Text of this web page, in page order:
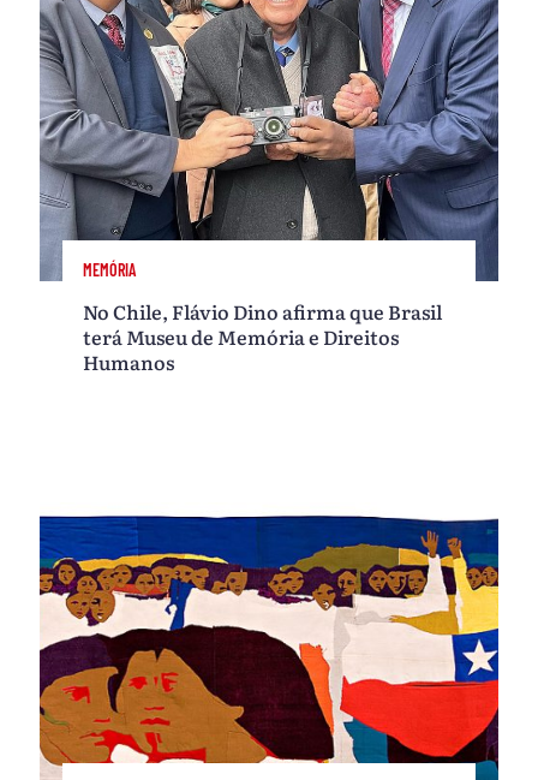
MEMÓRIA
No Chile, Flávio Dino afirma que Brasil
terá Museu de Memória e Direitos
Humanos